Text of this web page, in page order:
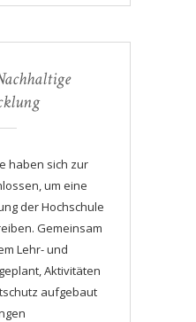
haben sich zur
um eine
der Hochschule
Gemeinsam
Lehr- und
Aktivitäten
aufgebaut